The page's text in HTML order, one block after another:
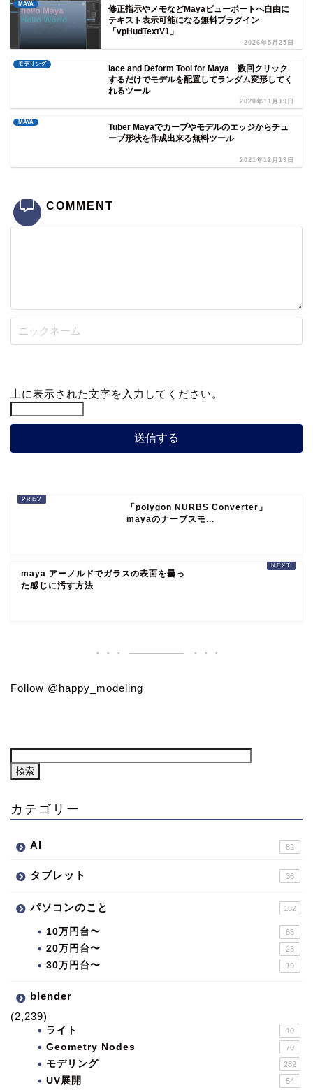
MAYA
修正指示やメモなどMayaビューポートへ自由に
テキスト表示可能になる無料プラグイン
「vpHudTextV1」
2026年5月25日
モデリング
lace and Deform Tool for Maya 数回クリック
するだけでモデルを配置してランダム変形してく
れるツール
2020年11月19日
MAYA
Tuber Mayaでカーブやモデルのエッジからチュ
ーブ形状を作成出来る無料ツール
2021年12月19日
COMMENT
上に表示された文字を入力してください。
「polygon NURBS Converter」
mayaのナーブスモ...
maya アーノルドでガラスの表面を曇っ
た感じに汚す方法
Follow @happy_modeling
カテゴリー
AI 82
タブレット 36
パソコンのこと 182
10万円台〜 65
20万円台〜 28
30万円台〜 19
blender
(2,239)
ライト 10
Geometry Nodes 70
モデリング 282
UV展開 54